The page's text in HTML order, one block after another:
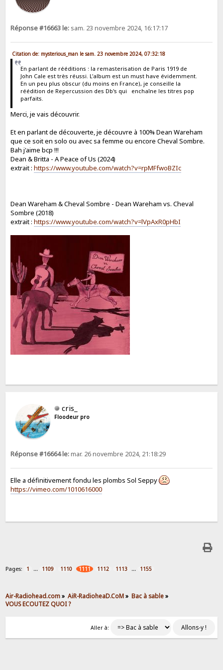
Réponse #16663 le: sam. 23 novembre 2024, 16:17:17
Citation de: mysterious_man le sam. 23 novembre 2024, 07:32:18
En parlant de rééditions : la remasterisation de Paris 1919 de
John Cale est très réussi. L'album est un must have évidemment.
En un peu plus obscur (du moins en France), je conseille la
réédition de Repercussion des Db's qui enchaîne les titres pop
parfaits.
Merci, je vais découvrir.
Et en parlant de découverte, je découvre à 100% Dean Wareham
que ce soit en solo ou avec sa femme ou encore Cheval Sombre.
Bah j'aime bcp !!!
Dean & Britta - A Peace of Us (2024)
extrait :https://www.youtube.com/watch?v=rpMFfwoBZIc
Dean Wareham & Cheval Sombre - Dean Wareham vs. Cheval
Sombre (2018)
extrait :https://www.youtube.com/watch?v=lVpAxR0pHbI
cris_
Floodeur pro
Réponse #16664 le:mar. 26 novembre 2024, 21:18:29
Elle a définitivement fondu les plombs Sol Seppy
https://vimeo.com/1010616000
Pages: 1 ... 1109 1110 1111 1112 1113 ... 1155
Air-Radiohead.com» AiR-RadioheaD.CoM» Bac à sable»
VOUS ECOUTEZ QUOI ?
Aller à: